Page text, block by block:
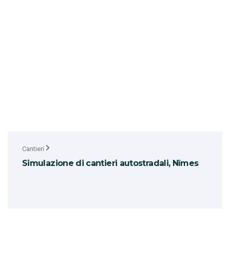
Cantieri
Simulazione di cantieri autostradali, Nîmes